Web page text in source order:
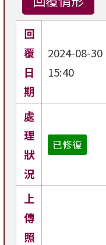
回
覆
日
期
2024-08-30
15:40
處
理
狀
況
已修復
上
傳
照